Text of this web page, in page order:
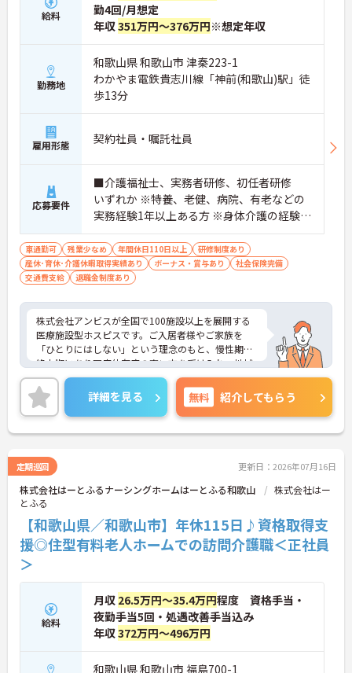
給料
勤4回/月想定
年収351万円～376万円※想定年収
勤務地
和歌山県 和歌山市 津秦223-1
わかやま電鉄貴志川線「神前(和歌山)駅」徒
歩13分
雇用形態 契約社員・嘱託社員
応募要件
■介護福祉士、実務者研修、初任者研修
いずれか ※特養、老健、病院、有老などの
実務経験1年以上ある方 ※身体介護の経験年
以上ある方、機械浴の使用の経験のある方
歓迎
車通勤可 残業少なめ 年間休日110日以上
研修制度あり
産休･育休･介護休暇取得実績あり
ボーナス・賞与あり
社会保険完備
交通費支給
退職金制度あり
株式会社アンビスが全国で100施設以上を展開する
医療施設型ホスピスです。ご入居者様やご家族を
「ひとりにはしない」という理念のもと、慢性期や
終末期にあり医療依存度の高い方を受け入れ、地域
医療を支える社会的意義の高い事業を推進していま
す。現場には看護師が24時間常駐しています。急変
時の対応や医療行為は看護師が担当するため、初任
者研修や実務者研修の方も食事介助や入浴介助など
の生活を支えるケアに専念できる環境です。多職種
連携の体制がしっかりと整っています。働き方の面
では、夜勤明けの翌日が原則として公休となるほ
か、月平均の残業時間も5時間から7時間程度とかな
り少なめです。常勤スタッフの比率が90パーセント
を超えているため急な勤務変更が発生しにくく、あ
らかじめ決められた訪問予定表に沿って規則正しく
働けます。入職後は現場スタッフによるお一人おひ
専門性を着実に深めていける環境が用意されていま
す。
★おすすめPOINT★
詳細を見る 無料 紹介してもらう
定期巡回 更新日：2026年07月16日
株式会社はーとふるナーシングホームはーとふる和歌山
株式会社はー
とふる
【和歌山県／和歌山市】年休115日♪資格取得支
援◎住型有料老人ホームでの訪問介護職＜正社員
＞
給料
月収 26.5万円～35.4万円程度 資格手当・
夜勤手当5回・処遇改善手当込み
年収372万円～496万円
和歌山県 和歌山市 福島700-1